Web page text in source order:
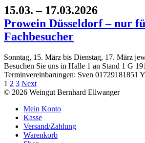
15.03. – 17.03.2026
Prowein Düsseldorf – nur
Fachbesucher
Sonntag, 15. März bis Dienstag, 17. März
Besuchen Sie uns in Halle 1 an Stand 1 G 191
Terminvereinbarungen: Sven 01729181851
Seitennummerierung
der
Beiträge
Page
1 Page
2 Page
3 Next
© 2026 Weingut Bernhard Ellwanger
Mein Konto
Kasse
Versand/Zahlung
Warenkorb